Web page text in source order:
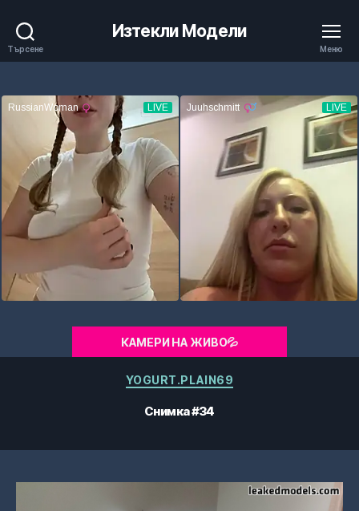
Търсене
Изтекли Модели
Меню
КАМЕРИ НА ЖИВО💦
Категории
YOGURT.PLAIN69
Снимка #34